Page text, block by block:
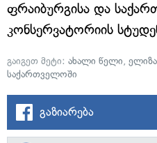
ფრაიბურგისა და
კონსერვატორიის
გაიგეთ მეტი: ახალი წელი,
საქართველოში
გაზიარება